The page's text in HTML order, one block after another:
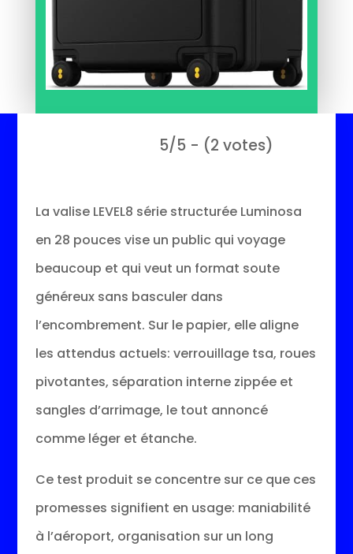
5/5 - (2 votes)
La valise LEVEL8 série structurée Luminosa
en 28 pouces vise un public qui voyage
beaucoup et qui veut un format soute
généreux sans basculer dans
l’encombrement. Sur le papier, elle aligne
les attendus actuels: verrouillage tsa, roues
pivotantes, séparation interne zippée et
sangles d’arrimage, le tout annoncé
comme léger et étanche.
Ce test produit se concentre sur ce que ces
promesses signifient en usage: maniabilité
à l’aéroport, organisation sur un long